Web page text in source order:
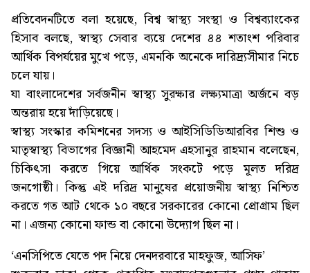
প্রতিবেদনটিতে বলা হয়েছে, বিশ্ব স্বাস্থ্য সংস্থা ও বিশ্বব্যাংকের
হিসাব বলছে, স্বাস্থ্য সেবার ব্যয়ে দেশের ৪৪ শতাংশ পরিবার
আর্থিক বিপর্যয়ের মুখে পড়ে, এমনকি অনেকে দারিদ্র্যসীমার নিচে
চলে যায়।
যা বাংলাদেশের সর্বজনীন স্বাস্থ্য সুরক্ষার লক্ষ্যমাত্রা অর্জনে বড়
অন্তরায় হয়ে দাঁড়িয়েছে।
স্বাস্থ্য সংস্কার কমিশনের সদস্য ও আইসিডিডিআরবির শিশু ও
মাতৃস্বাস্থ্য বিভাগের বিজ্ঞানী আহমেদ এহসানুর রাহমান বলেছেন,
চিকিৎসা করতে গিয়ে আর্থিক সংকটে পড়ে মূলত দরিদ্র
জনগোষ্ঠী। কিন্তু এই দরিদ্র মানুষের প্রয়োজনীয় স্বাস্থ্য নিশ্চিত
করতে গত আট থেকে ১০ বছরে সরকারের কোনো প্রোগ্রাম ছিল
না। এজন্য কোনো ফান্ড বা কোনো উদ্যোগ ছিল না।
‘এনসিপিতে যেতে পদ নিয়ে দেনদরবারে মাহফুজ, আসিফ’